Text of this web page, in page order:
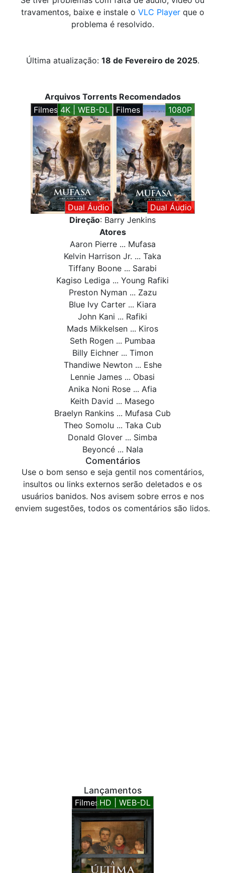
travamentos, baixe e instale o VLC Playerque o
problema é resolvido.
Última atualização: 18 de Fevereiro de 2025.
Arquivos Torrents Recomendados
Filmes 4K | WEB-DL
Dual Áudio
Filmes 1080P
Dual Áudio
Direção: Barry Jenkins
Atores
Aaron Pierre ... Mufasa
Kelvin Harrison Jr. ... Taka
Tiffany Boone ... Sarabi
Kagiso Lediga ... Young Rafiki
Preston Nyman ... Zazu
Blue Ivy Carter ... Kiara
John Kani ... Rafiki
Mads Mikkelsen ... Kiros
Seth Rogen ... Pumbaa
Billy Eichner ... Timon
Thandiwe Newton ... Eshe
Lennie James ... Obasi
Anika Noni Rose ... Afia
Keith David ... Masego
Braelyn Rankins ... Mufasa Cub
Theo Somolu ... Taka Cub
Donald Glover ... Simba
Beyoncé ... Nala
Comentários
Use o bom senso e seja gentil nos comentários,
insultos ou links externos serão deletados e os
usuários banidos. Nos avisem sobre erros e nos
enviem sugestões, todos os comentários são lidos.
Lançamentos
FilmesHD | WEB-DL